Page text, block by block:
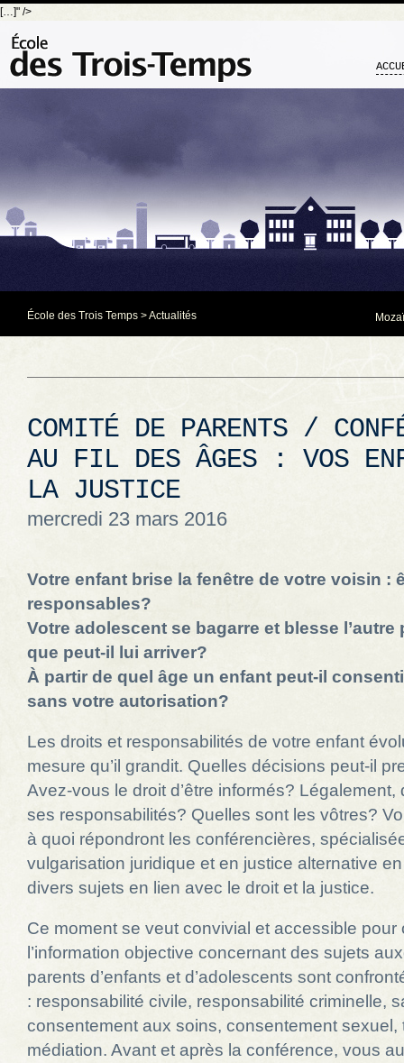
[…]" />
École des Trois Temps >Actualités
COMITÉ DE PARENTS /
AU FIL DES ÂGES : VOS
LA JUSTICE
mercredi 23 mars 2016
Votre enfant brise la fenêtre de votre voisin :
responsables?
Votre adolescent se bagarre et blesse l’autre
que peut-il lui arriver?
À partir de quel âge un enfant peut-il
sans votre autorisation?
Les droits et responsabilités de votre enfant
mesure qu’il grandit. Quelles décisions peut-il
Avez-vous le droit d’être informés? Légalement,
ses responsabilités? Quelles sont les vôtres?
à quoi répondront les conférencières,
vulgarisation juridique et en justice alternative
divers sujets en lien avec le droit et la justice.
Ce moment se veut convivial et accessible pour
l’information objective concernant des sujets
parents d’enfants et d’adolescents sont
: responsabilité civile, responsabilité criminelle,
consentement aux soins, consentement sexuel,
médiation. Avant et après la conférence, vous